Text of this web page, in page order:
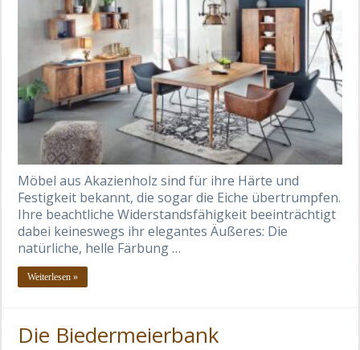
Möbel aus Akazienholz sind für ihre Härte und
Festigkeit bekannt, die sogar die Eiche übertrumpfen.
Ihre beachtliche Widerstandsfähigkeit beeinträchtigt
dabei keineswegs ihr elegantes Äußeres: Die
natürliche, helle Färbung …
Weiterlesen »
Die Biedermeierbank